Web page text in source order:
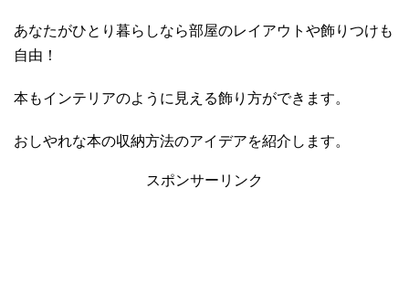
あなたがひとり暮らしなら部屋のレイアウトや飾りつけも
自由！
本もインテリアのように見える飾り方ができます。
おしやれな本の収納方法のアイデアを紹介します。
スポンサーリンク